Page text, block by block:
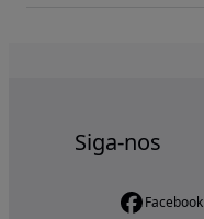
Siga-nos
Facebook